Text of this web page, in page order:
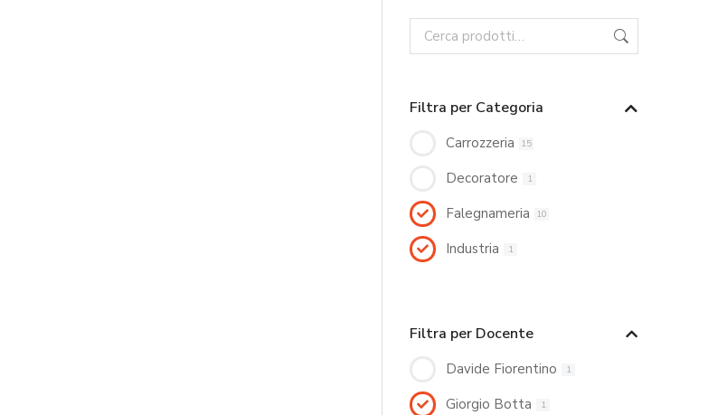
Filtra per Categoria
Carrozzeria 15
Decoratore 1
Falegnameria 10
Industria 1
Filtra per Docente
Davide Fiorentino 1
Giorgio Botta 1